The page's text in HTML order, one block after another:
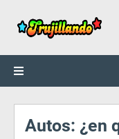
Autos: ¿en